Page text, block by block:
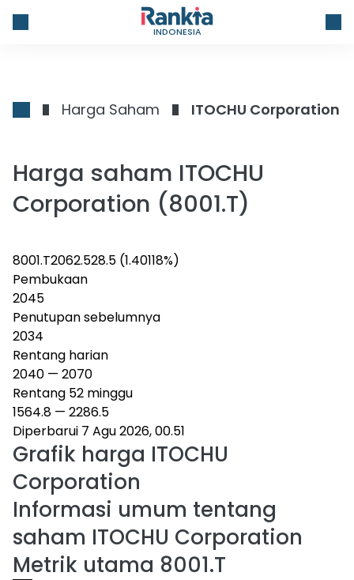
INDONESIA
Harga Saham ITOCHU Corporation
Harga saham ITOCHU
Corporation (8001.T)
8001.T2062.528.5 (1.40118%)
Pembukaan
2045
Penutupan sebelumnya
2034
Rentang harian
2040 — 2070
Rentang 52 minggu
1564.8 — 2286.5
Diperbarui 7 Agu 2026, 00.51
Grafik harga ITOCHU
Corporation
Informasi umum tentang
saham ITOCHU Corporation
Metrik utama 8001.T